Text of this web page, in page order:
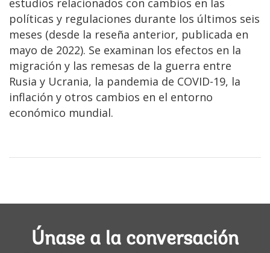
estudios relacionados con cambios en las
políticas y regulaciones durante los últimos seis
meses (desde la reseña anterior, publicada en
mayo de 2022). Se examinan los efectos en la
migración y las remesas de la guerra entre
Rusia y Ucrania, la pandemia de COVID-19, la
inflación y otros cambios en el entorno
económico mundial.
Únase a la conversación